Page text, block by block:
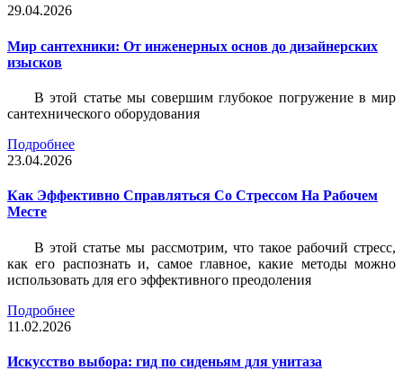
29.04.2026
Мир сантехники: От инженерных основ до дизайнерских
изысков
В этой статье мы совершим глубокое погружение в мир
сантехнического оборудования
Подробнее
23.04.2026
Как Эффективно Справляться Со Стрессом На Рабочем
Месте
В этой статье мы рассмотрим, что такое рабочий стресс,
как его распознать и, самое главное, какие методы можно
использовать для его эффективного преодоления
Подробнее
11.02.2026
Искусство выбора: гид по сиденьям для унитаза